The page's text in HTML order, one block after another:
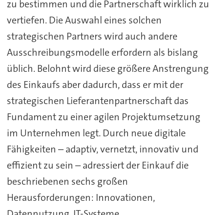
zu bestimmen und die Partnerschaft wirklich zu
vertiefen. Die Auswahl eines solchen
strategischen Partners wird auch andere
Ausschreibungsmodelle erfordern als bislang
üblich. Belohnt wird diese größere Anstrengung
des Einkaufs aber dadurch, dass er mit der
strategischen Lieferantenpartnerschaft das
Fundament zu einer agilen Projektumsetzung
im Unternehmen legt. Durch neue digitale
Fähigkeiten – adaptiv, vernetzt, innovativ und
effizient zu sein – adressiert der Einkauf die
beschriebenen sechs großen
Herausforderungen: Innovationen,